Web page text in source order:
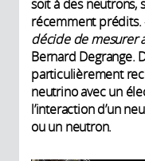
soit à des neutrons,
récemment prédits.
décide de mesurer
Bernard Degrange.
particulièrement
neutrino avec un
l’interaction d’un
ou un neutron.